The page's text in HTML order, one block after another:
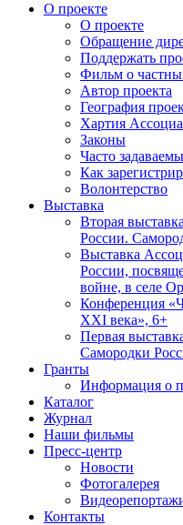
О проекте
О проекте
Обращение
Поддержать
Фильм о
Автор проекта
География
Хартия
Законы
Часто
Как
Волонтерство
Выставка
Вторая
России.
Выставка
России,
войне, в селе
Конференция
XXI века», 6+
Первая
Самородки
Гранты
Информация о
Каталог
Журнал
Наши фильмы
Пресс-центр
Новости
Фотогалерея
Контакты